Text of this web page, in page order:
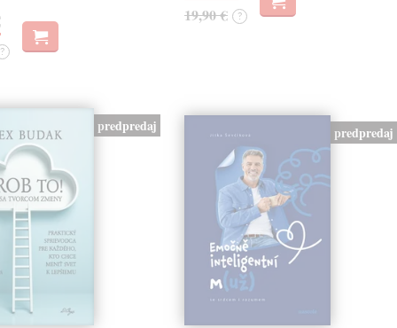
?
19,90 € ?
predpredaj predpredaj